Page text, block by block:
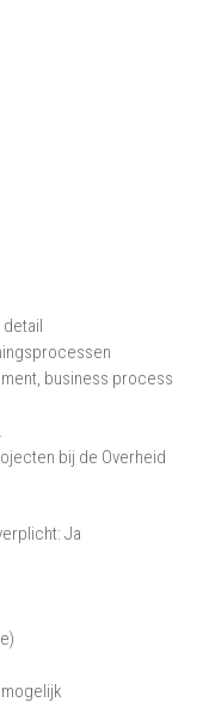
business process
bij de Overheid
Ja